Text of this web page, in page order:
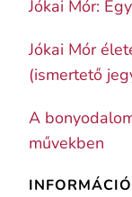
Jókai Mór:
Jókai Mór
(ismertető
A
művekben